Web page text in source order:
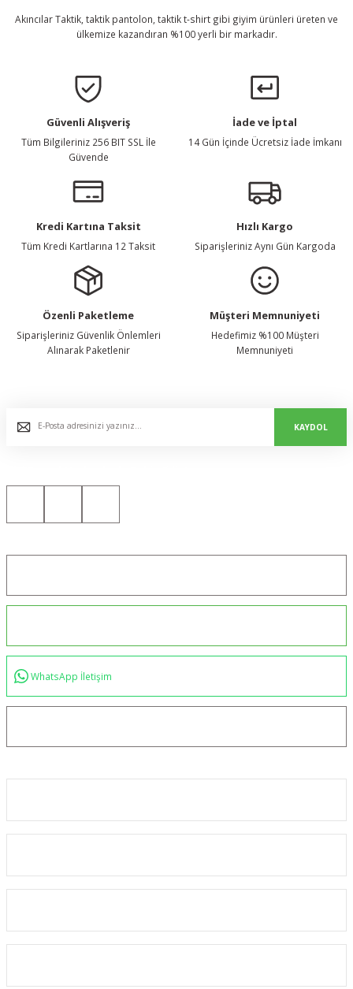
Akıncılar Taktik, taktik pantolon, taktik t-shirt gibi giyim ürünleri üreten ve
ülkemize kazandıran %100 yerli bir markadır.
Güvenli Alışveriş
Tüm Bilgileriniz 256 BIT SSL İle
Güvende
İade ve İptal
14 Gün İçinde Ücretsiz İade İmkanı
Kredi Kartına Taksit
Tüm Kredi Kartlarına 12 Taksit
Hızlı Kargo
Siparişleriniz Aynı Gün Kargoda
Özenli Paketleme
Siparişleriniz Güvenlik Önlemleri
Alınarak Paketlenir
Müşteri Memnuniyeti
Hedefimiz %100 Müşteri
Memnuniyeti
KAYDOL
WhatsApp İletişim